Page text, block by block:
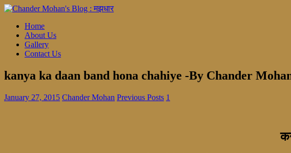
Home
About Us
Gallery
Contact Us
kanya ka daan band hona chahiye -By Chander
January 27, 2015 Chander Mohan Previous Posts 1